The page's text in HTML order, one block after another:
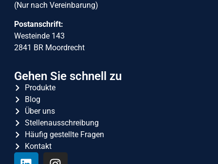
(Nur nach Vereinbarung)
Postanschrift:
Westeinde 143
2841 BR Moordrecht
Gehen Sie schnell zu
Produkte
Blog
Über uns
Stellenausschreibung
Häufig gestellte Fragen
Kontakt